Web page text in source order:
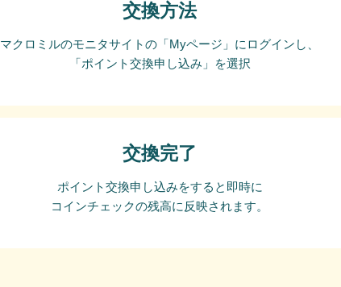
交換方法
マクロミルのモニタサイトの「Myページ」にログインし、
「ポイント交換申し込み」を選択
交換完了
ポイント交換申し込みをすると即時に
コインチェックの残高に反映されます。